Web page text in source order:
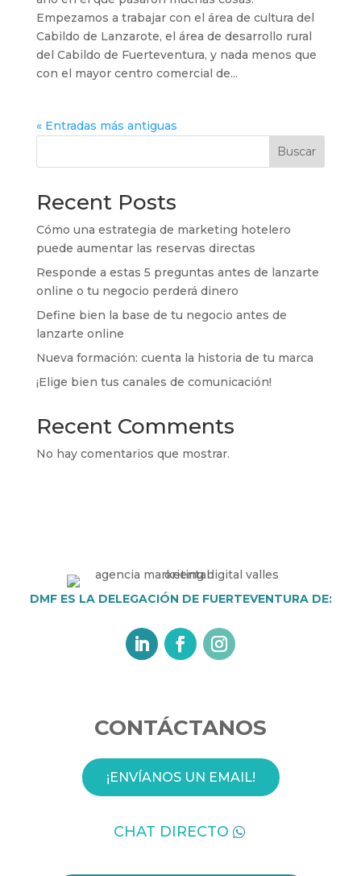
Empezamos a trabajar con el área de cultura del
Cabildo de Lanzarote, el área de desarrollo rural
del Cabildo de Fuerteventura, y nada menos que
con el mayor centro comercial de...
« Entradas más antiguas
Buscar
Recent Posts
Cómo una estrategia de marketing hotelero
puede aumentar las reservas directas
Responde a estas 5 preguntas antes de lanzarte
online o tu negocio perderá dinero
Define bien la base de tu negocio antes de
lanzarte online
Nueva formación: cuenta la historia de tu marca
¡Elige bien tus canales de comunicación!
Recent Comments
No hay comentarios que mostrar.
DMF ES LA DELEGACIÓN DE FUERTEVENTURA DE:
CONTÁCTANOS
¡ENVÍANOS UN EMAIL!
CHAT DIRECTO